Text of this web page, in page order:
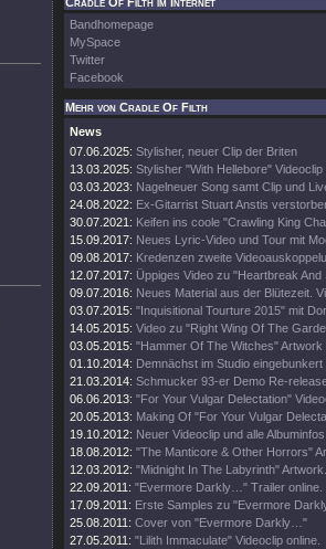
Bandhomepage
MySpace
Twitter
Facebook
Mehr von Cradle Of Filth
News
07.06.2025: Stylisher, neuer Clip der Briten
13.03.2025: Stylisher "With Hellebore" Videoclip
03.03.2023: Nagelneuer Song samt Clip und
24.08.2022: Ex-Gitarrist Stuart Anstis
30.07.2021: Keifen ins coole "Crawling King
15.09.2017: Neues Lyric-Video und Tour mit
09.08.2017: Kredenzen zweite
12.07.2017: Üppiges Video zu "Heartbreak And
09.07.2016: Neues Material aus der Blütezeit.
03.07.2015: "Inquisitional Tourture 2015" mit
14.05.2015: Video zu "Right Wing Of The
03.05.2015: "Hammer Of The Witches" Artwork
01.10.2014: Demnächst im Studio eingebunkert
21.03.2014: Schmucker 93-er Demo Re-
06.06.2013: "For Your Vulgar Delectation"
20.05.2013: Making Of "For Your Vulgar
19.10.2012: Neuer Videoclip und alle
18.08.2012: "The Manticore & Other Horrors"
12.03.2012: "Midnight In The Labyrinth" Artwork.
22.09.2011: "Evermore Darkly…" Trailer online.
17.09.2011: Erste Samples zu "Evermore
25.08.2011: Cover von "Evermore Darkly…"
27.05.2011: "Lilith Immaculate" Videoclip online.